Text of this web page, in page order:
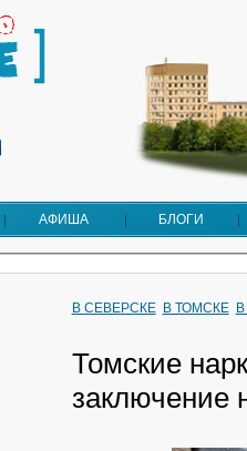
АФИША БЛОГИ
В СЕВЕРСКЕ В ТОМСКЕ
Томские
заключение